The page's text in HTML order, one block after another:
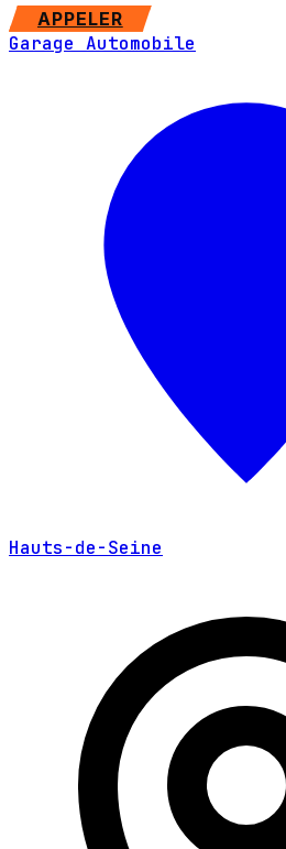
APPELER
Garage Automobile
Hauts-de-Seine